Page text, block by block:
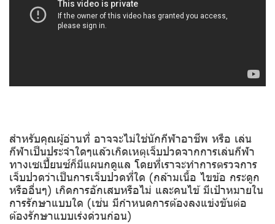
สำหรับคุณผู้อ่านที่ อาจจะไม่ใช่นักกีฬาอาชีพ หรือ เล่น
กีฬาเป็นประจำใดๆแล้วเกิดเหตุเจ็บปวดจากการเล่นกีฬา
ทางเซเปี้ยนซ์ก็มีแผนกดูแล โดยที่เราจะทำการตรวจการ
เจ็บปวดว่าเป็นการเจ็บปวดที่ใด (กล้ามเนื้อ ไขข้อ กระดูก
หรืออื่นๆ) เกิดการอักเสบหรือไม่ และคนไข้ มีเป้าหมายใน
การรักษาแบบใด (เช่น มีกำหนดการต้องลงแข่งขันต่อ
ต้องรักษาแบบเร่งด่วนก่อน)